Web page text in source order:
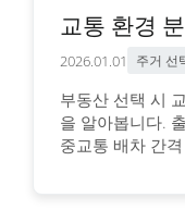
교통 환경
2026.01.01 주거 선
부동산 선택 시
을 알아봅니다.
중교통 배차 간